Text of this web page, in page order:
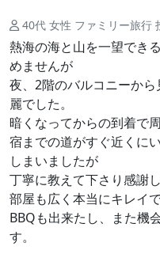
40代 女性 ファミリー旅行
熱海の海と山を一望でき
めませんが
夜、2階のバルコニーか
麗でした。
暗くなってからの到着で
宿までの道がすぐ近くに
しまいましたが
丁寧に教えて下さり感謝し
部屋も広く本当にキレイ
BBQも出来たし、また機
す。